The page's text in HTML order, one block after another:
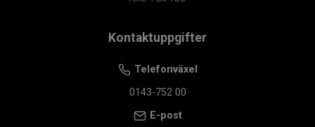
Kontaktuppgifter
Telefonväxel
0143-752 00
E-post